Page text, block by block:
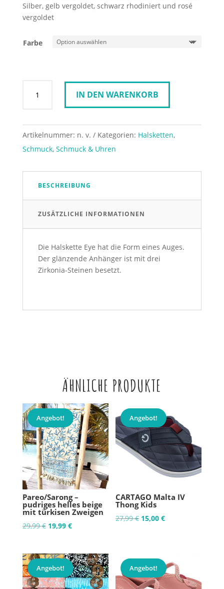
Silber, gelb vergoldet, schwarz rhodiniert und rosé
vergoldet
Farbe
Icons
45cm
IN DEN WARENKORB
Artikelnummer: n. v. Kategorien: Halsketten,
Schmuck, Schmuck & Uhren
BESCHREIBUNG
ZUSÄTZLICHE INFORMATIONEN
Die Halskette Eye hat die Form eines Auges.
Der glänzende Anhänger ist mit drei
Zirkonia-Steinen besetzt.
ÄHNLICHE PRODUKTE
Angebot!
Pareo/Sarong –
pudriges helles beige
mit türkisen Zweigen
29,99€ Ursprünglicher
war:
29,99 €
19,99 €Aktueller
ist:
19,99 €.
Angebot!
CARTAGO Malta IV
Thong Kids
27,99€ Ursprünglicher
27,99 €
15,00€Aktueller
Angebot! Angebot!